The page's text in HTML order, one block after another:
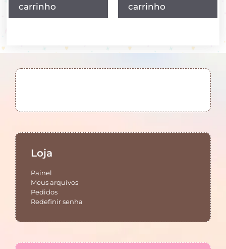
carrinho
carrinho
Loja
Painel
Meus arquivos
Pedidos
Redefinir senha